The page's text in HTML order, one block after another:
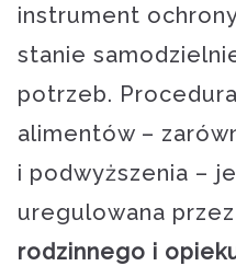
instrument
stanie
potrzeb.
alimentów –
i podwyższenia –
uregulowana
rodzinnego i